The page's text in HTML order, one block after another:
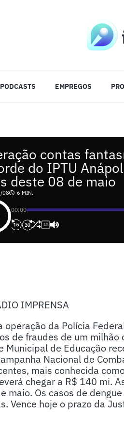
PODCASTS EMPREGOS
contas
do IPTU
deste 08 de maio
08 6 MIN.
00:00
1X
IMPRENSA
operação da Polícia
de fraudes de um milhão
Municipal de Educação
Nacional de
mais conhecida
chegar a R$ 140 mi.
maio. Os casos de
Vence hoje o prazo da